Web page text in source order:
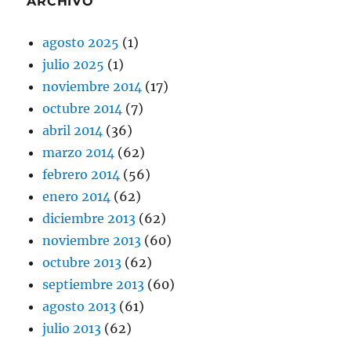
agosto 2025 (1)
julio 2025 (1)
noviembre 2014 (17)
octubre 2014 (7)
abril 2014 (36)
marzo 2014 (62)
febrero 2014 (56)
enero 2014 (62)
diciembre 2013 (62)
noviembre 2013 (60)
octubre 2013 (62)
septiembre 2013 (60)
agosto 2013 (61)
julio 2013 (62)